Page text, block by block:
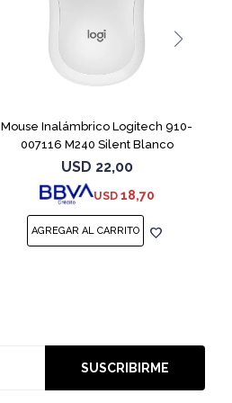
Mouse Inalámbrico Logitech 910-
007116 M240 Silent Blanco
USD 22,00
USD 18,70
SUSCRIBIRME